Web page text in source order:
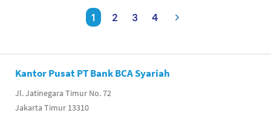
1 2 3 4
Kantor Pusat PT Bank BCA Syariah
Jl. Jatinegara Timur No. 72
Jakarta Timur 13310